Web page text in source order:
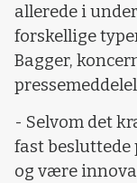
allerede i
forskellige
Bagger,
- Selvom det
fast besluttede
og være